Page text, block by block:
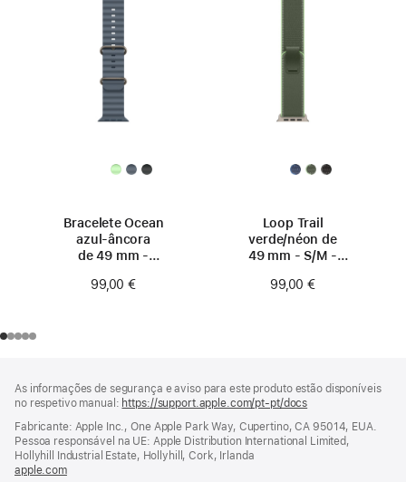
Bracelete Ocean
azul‑âncora
de 49 mm -
99,00 €
Loop Trail
verde/néon de
49 mm - S/M -
99,00 €
de
rodapé
As informações de segurança e aviso para este produto estão disponíveis
no respetivo manual: https://support.apple.com/pt-pt/docs
nova
janela)
Fabricante: Apple Inc., One Apple Park Way, Cupertino, CA 95014, EUA.
Pessoa responsável na UE: Apple Distribution International Limited,
Hollyhill Industrial Estate, Hollyhill, Cork, Irlanda
apple.com(abre